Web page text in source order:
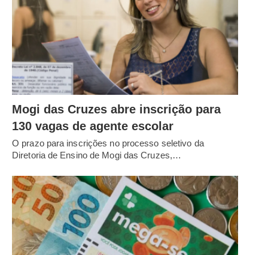
Mogi das Cruzes abre inscrição para
130 vagas de agente escolar
O prazo para inscrições no processo seletivo da
Diretoria de Ensino de Mogi das Cruzes,…